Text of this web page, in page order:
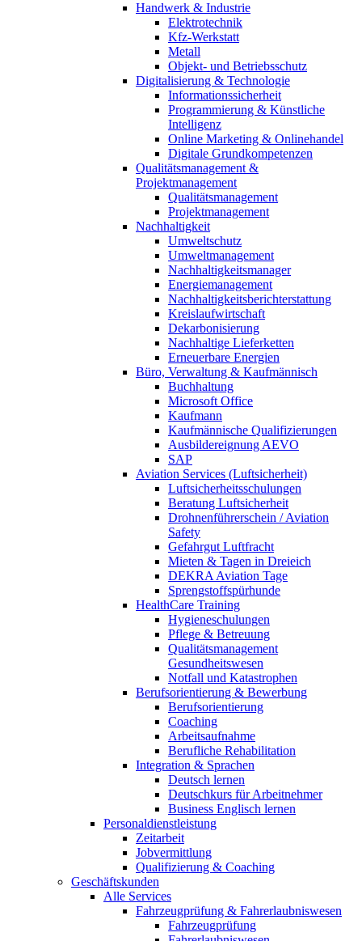
Handwerk & Industrie
Elektrotechnik
Kfz-Werkstatt
Metall
Objekt- und Betriebsschutz
Digitalisierung & Technologie
Informationssicherheit
Programmierung & Künstliche
Intelligenz
Online Marketing & Onlinehandel
Digitale Grundkompetenzen
Qualitätsmanagement &
Projektmanagement
Qualitätsmanagement
Projektmanagement
Nachhaltigkeit
Umweltschutz
Umweltmanagement
Nachhaltigkeitsmanager
Energiemanagement
Nachhaltigkeitsberichterstattung
Kreislaufwirtschaft
Dekarbonisierung
Nachhaltige Lieferketten
Erneuerbare Energien
Büro, Verwaltung & Kaufmännisch
Buchhaltung
Microsoft Office
Kaufmann
Kaufmännische Qualifizierungen
Ausbildereignung AEVO
SAP
Aviation Services (Luftsicherheit)
Luftsicherheitsschulungen
Beratung Luftsicherheit
Drohnenführerschein / Aviation
Safety
Gefahrgut Luftfracht
Mieten & Tagen in Dreieich
DEKRA Aviation Tage
Sprengstoffspürhunde
HealthCare Training
Hygieneschulungen
Pflege & Betreuung
Qualitätsmanagement
Gesundheitswesen
Notfall und Katastrophen
Berufsorientierung & Bewerbung
Berufsorientierung
Coaching
Arbeitsaufnahme
Berufliche Rehabilitation
Integration & Sprachen
Deutsch lernen
Deutschkurs für Arbeitnehmer
Business Englisch lernen
Personaldienstleistung
Zeitarbeit
Jobvermittlung
Qualifizierung & Coaching
Geschäftskunden
Alle Services
Fahrzeugprüfung & Fahrerlaubniswesen
Fahrzeugprüfung